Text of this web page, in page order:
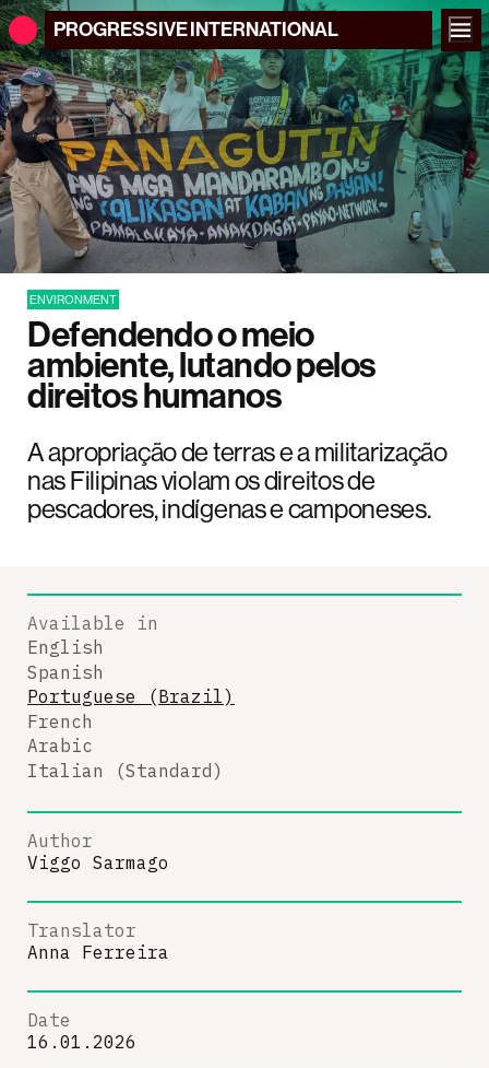
PROGRESSIVEINTERNATIONAL
ENVIRONMENT
Defendendo o meio
ambiente, lutando pelos
direitos humanos
A apropriação de terras e a militarização
nas Filipinas violam os direitos de
pescadores, indígenas e camponeses.
Available in
English
Spanish
Portuguese (Brazil)
French
Arabic
Italian (Standard)
Author
Viggo Sarmago
Translator
Anna Ferreira
Date
16.01.2026